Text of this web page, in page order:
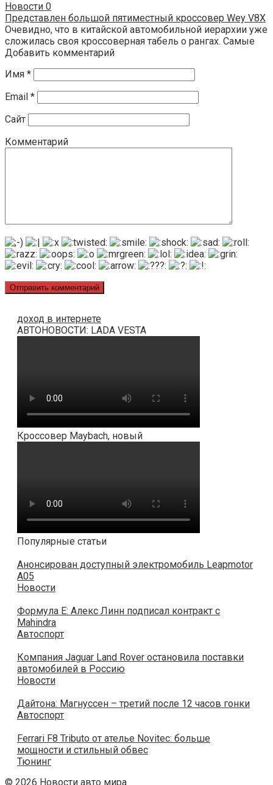
Новости 0
Представлен большой пятиместный кроссовер Wey V8X
Очевидно, что в китайской автомобильной иерархии уже
сложилась своя кроссоверная табель о рангах. Самые
Добавить комментарий
Имя *
Email *
Сайт
Комментарий
доход в интернете
АВТОНОВОСТИ: LADA VESTA
Кроссовер Maybach, новый
Популярные статьи
Анонсирован доступный электромобиль Leapmotor
A05
Новости
Формула Е: Алекс Линн подписал контракт с
Mahindra
Автоспорт
Компания Jaguar Land Rover остановила поставки
автомобилей в Россию
Новости
Дайтона: Магнуссен – третий после 12 часов гонки
Автоспорт
Ferrari F8 Tributo от ателье Novitec: больше
мощности и стильный обвес
Тюнинг
© 2026 Новости авто мира